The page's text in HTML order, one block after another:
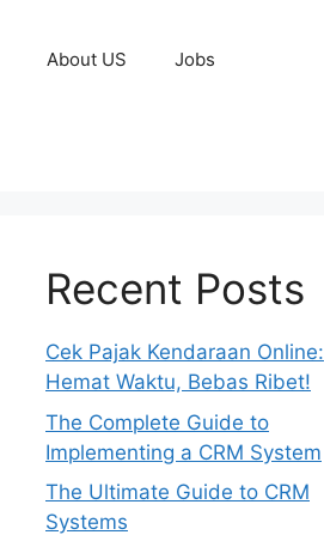
About US Jobs
Recent Posts
Cek Pajak Kendaraan Online:
Hemat Waktu, Bebas Ribet!
The Complete Guide to
Implementing a CRM System
The Ultimate Guide to CRM
Systems